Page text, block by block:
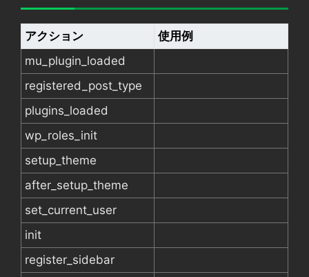
アクション
使用例
mu_plugin_loaded
registered_post_type
plugins_loaded
wp_roles_init
setup_theme
after_setup_theme
set_current_user
init
register_sidebar